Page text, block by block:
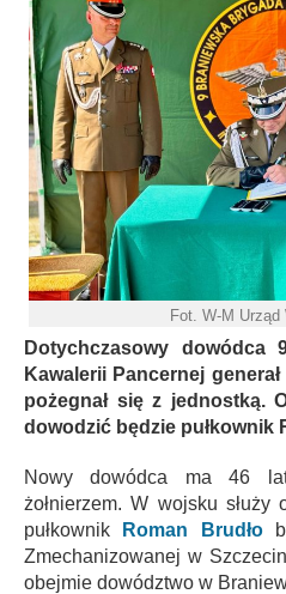
Fot. W-M Urząd
Dotychczasowy dowódca
Kawalerii Pancernej
pożegnał się z jednostką.
dowodzić będzie pułkownik
Nowy dowódca ma 46
żołnierzem. W wojsku
pułkownik
Roman Brudło
Zmechanizowanej w
obejmie dowództwo w